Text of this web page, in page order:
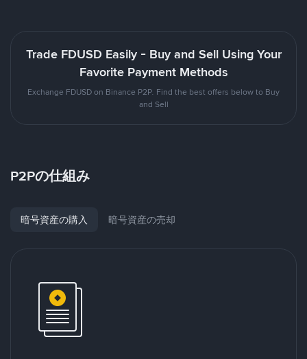
Trade FDUSD Easily - Buy and Sell Using Your
Favorite Payment Methods
Exchange FDUSD on Binance P2P. Find the best offers below to Buy
and Sell
P2Pの仕組み
暗号資産の購入 暗号資産の売却